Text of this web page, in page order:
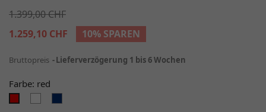
1.399,00 CHF
1.259,10 CHF
10% SPAREN
Bruttopreis Lieferverzögerung 1 bis 6 Wochen
Farbe: red